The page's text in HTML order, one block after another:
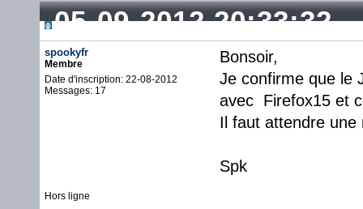
05-09-2012 20:33:32
spookyfr
Membre
Date d'inscription: 22-08-2012
Messages: 17
Bonsoir,
Je confirme que le
avec Firefox15 et
Il faut attendre
Spk
Hors ligne